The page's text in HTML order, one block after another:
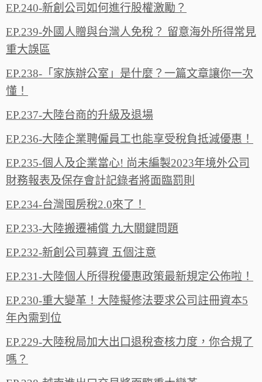
EP.240-新創公司如何進行股權激勵？
EP.239-外國人贈與台灣人免稅？ 留意海外所得常見
重大誤區
EP.238-「家族辦公室」是什麼？一篇文章讓你一次
懂！
EP.237-大陸台商的升級及退場
EP.236-大陸企業聘僱員工也能享受稅負抵減優惠！
EP.235-個人及企業當心! 尚未編製2023年境外公司
財務報表及保存會計記錄者將面臨罰則
EP.234-台灣囤房稅2.0來了！
EP.233-大陸搬遷補償 九大關鍵問題
EP.232-新創公司募資 五個注意
EP.231-大陸個人所得稅優惠政策最新規定公佈啦！
EP.230-重大變革！大陸擬修法要求公司註冊資本5
年內需到位
EP.229-大陸稅局加大出口退稅查核力度，你合規了
嗎？